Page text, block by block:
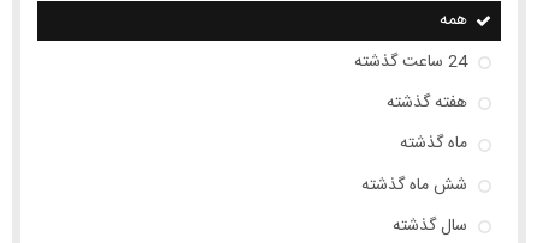
همه
24 ساعت گذشته
هفته گذشته
ماه گذشته
شش ماه گذشته
سال گذشته